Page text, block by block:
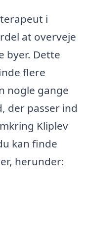
i
at overveje
byer. Dette
flere
nogle gange
der passer ind
Kliplev
kan finde
herunder: